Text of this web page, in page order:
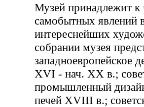
Музей принадлежит к
самобытных явлений
интереснейших
собрании музея
западноевропейское
XVI - нач. XX в.;
промышленный
печей XVIII в.;